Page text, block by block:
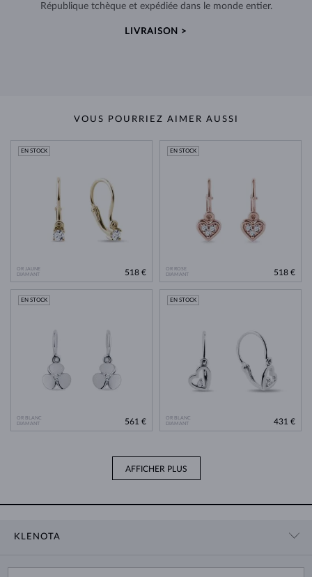
République tchèque et expédiée dans le monde entier.
LIVRAISON >
VOUS POURRIEZ AIMER AUSSI
OR JAUNE
DIAMANT
EN STOCK
518 €
OR ROSE
DIAMANT
EN STOCK
518 €
OR BLANC
DIAMANT
EN STOCK
561 €
OR BLANC
DIAMANT
EN STOCK
431 €
AFFICHER PLUS
KLENOTA